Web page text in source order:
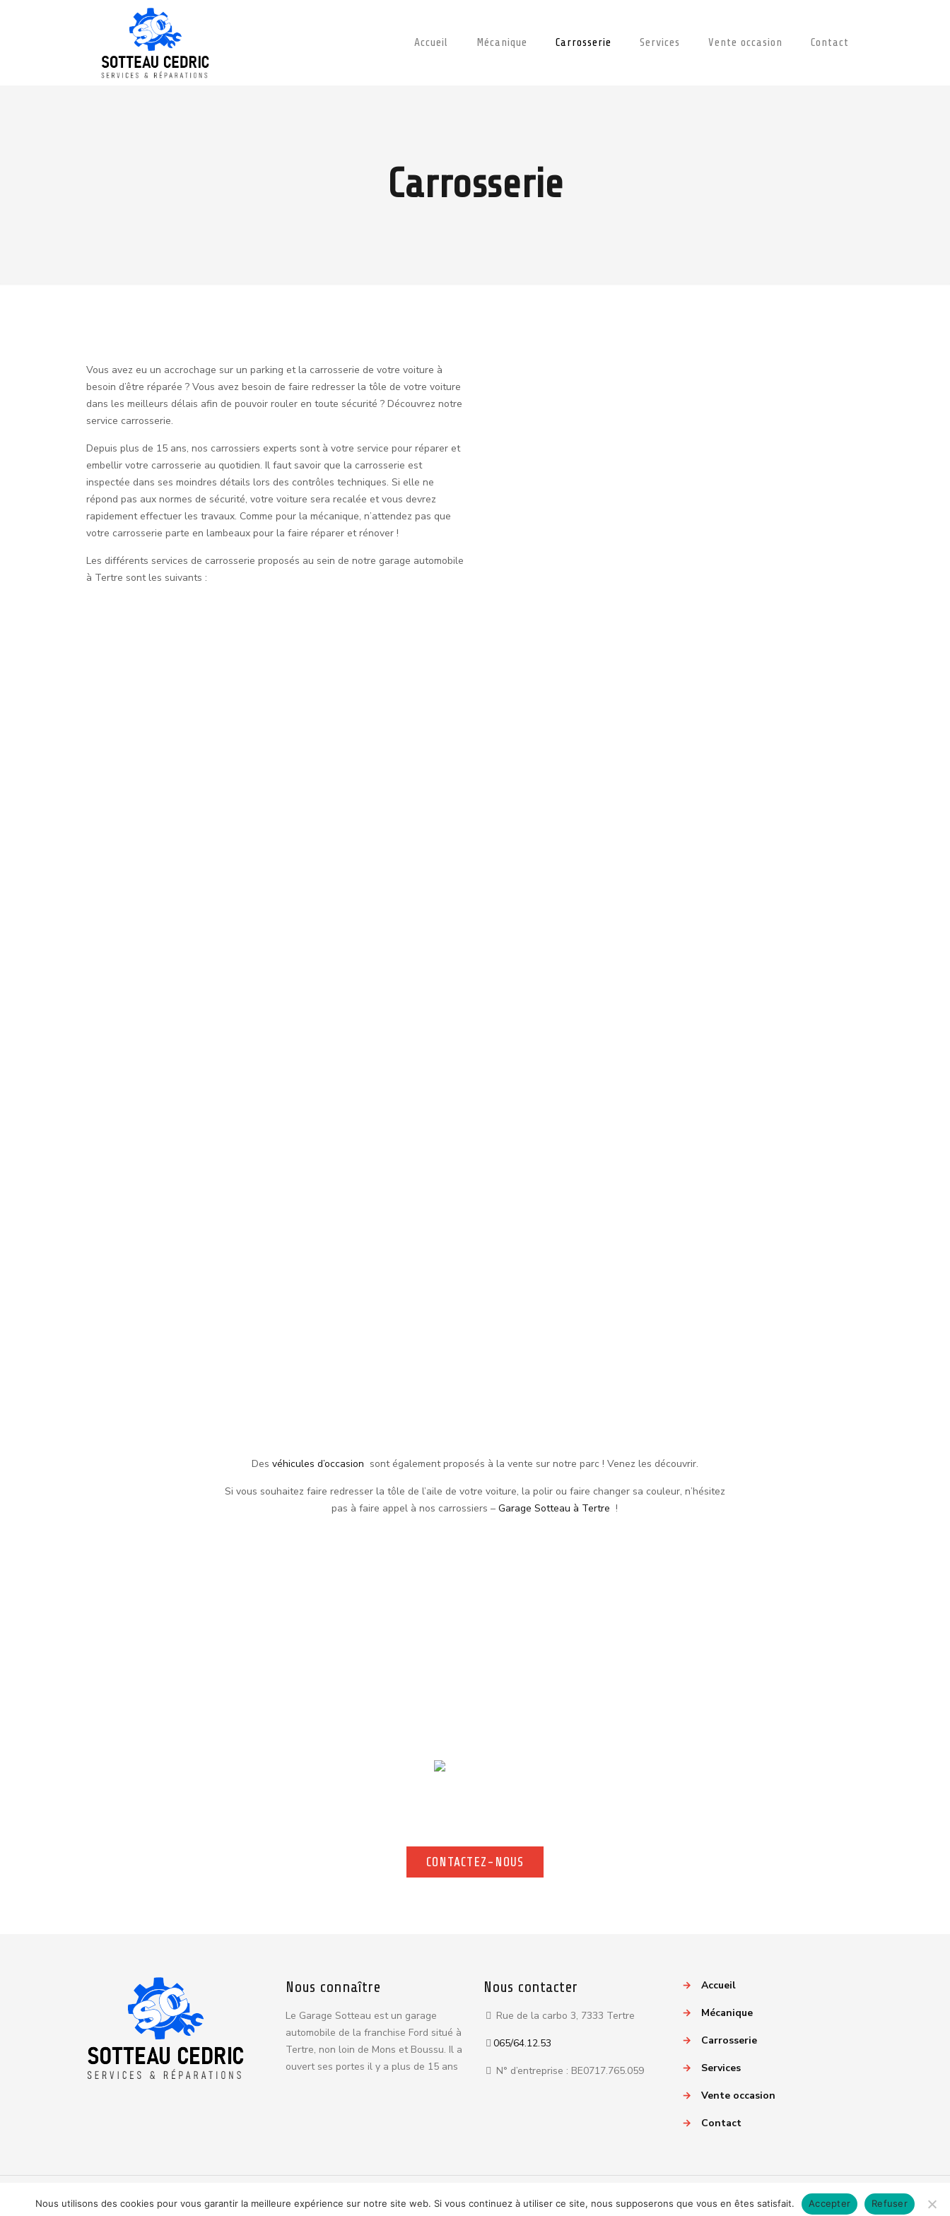
Accueil Mécanique Carrosserie Services Vente occasion Contact
Carrosserie
Vous avez eu un accrochage sur un parking et la carrosserie de votre voiture à
besoin d’être réparée ? Vous avez besoin de faire redresser la tôle de votre voiture
dans les meilleurs délais afin de pouvoir rouler en toute sécurité ? Découvrez notre
service carrosserie.
Depuis plus de 15 ans, nos carrossiers experts sont à votre service pour réparer et
embellir votre carrosserie au quotidien. Il faut savoir que la carrosserie est
inspectée dans ses moindres détails lors des contrôles techniques. Si elle ne
répond pas aux normes de sécurité, votre voiture sera recalée et vous devrez
rapidement effectuer les travaux. Comme pour la mécanique, n’attendez pas que
votre carrosserie parte en lambeaux pour la faire réparer et rénover !
Les différents services de carrosserie proposés au sein de notre garage automobile
à Tertre sont les suivants :
Des véhicules d’occasion sont également proposés à la vente sur notre parc ! Venez les découvrir.
Si vous souhaitez faire redresser la tôle de l’aile de votre voiture, la polir ou faire changer sa couleur, n’hésitez
pas à faire appel à nos carrossiers –Garage Sotteau à Tertre !
CONTACTEZ-NOUS
CONTACTEZ-NOUS
Nous connaître
Le Garage Sotteau est un garage
automobile de la franchise Ford situé à
Tertre, non loin de Mons et Boussu. Il a
ouvert ses portes il y a plus de 15 ans
Nous contacter
Rue de la carbo 3, 7333 Tertre
065/64.12.53
N° d’entreprise : BE0717.765.059
→ Accueil
→ Mécanique
→ Carrosserie
→ Services
→ Vente occasion
→ Contact
© 2024 Tous droits réservés. Powered by Webforce. Politique de confidentialité
Nous utilisons des cookies pour vous garantir la meilleure expérience sur notre site web. Si vous continuez à utiliser ce site, nous supposerons que vous en êtes satisfait. Accepter Refuser